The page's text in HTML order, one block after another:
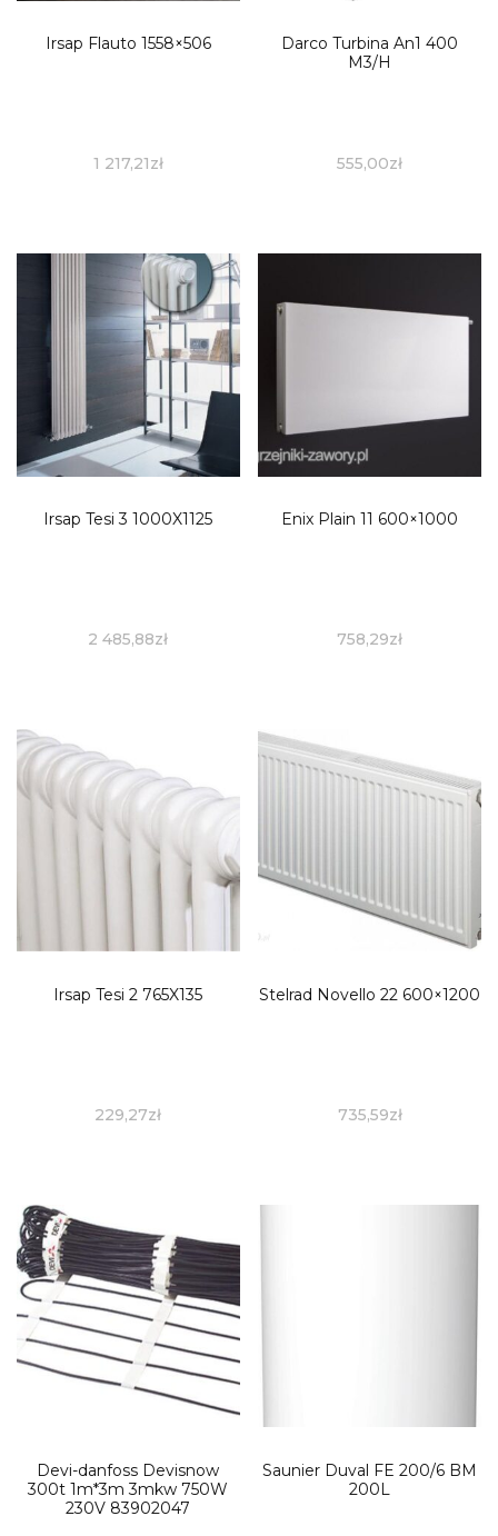
Irsap Flauto 1558×506
1 217,21zł
Darco Turbina An1 400
M3/H
555,00zł
Irsap Tesi 3 1000X1125
2 485,88zł
Enix Plain 11 600×1000
758,29zł
Irsap Tesi 2 765X135
229,27zł
Stelrad Novello 22 600×1200
735,59zł
Devi-danfoss Devisnow
300t 1m*3m 3mkw 750W
230V 83902047
Saunier Duval FE 200/6 BM
200L